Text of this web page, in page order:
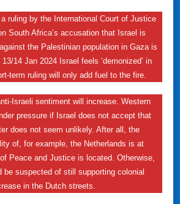
ruling by the International Court of Justice
South Africa’s accusation that Israel is
the Palestinian population in Gaza is
14 Jan 2024 Israel feels ‘demonized’ in
term ruling will only add fuel to the fire.
Israeli sentiment will increase. Western
pressure if Israel does not accept that
does not seem unlikely. After all, the
of, for example, the Netherlands is at
Peace and Justice is located. Otherwise,
be suspected of still supporting colonial
in the Dutch streets.